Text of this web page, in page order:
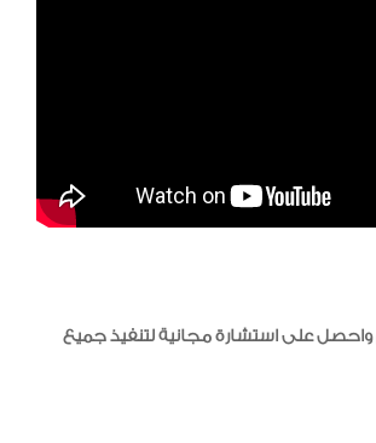
واحصل على استشارة مجانية لتنفيذ جميع